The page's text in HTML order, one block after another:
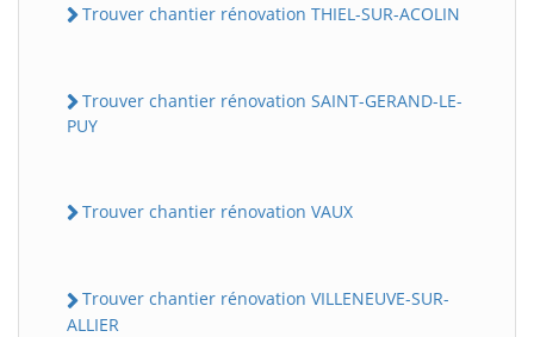
Trouver chantier rénovation THIEL-SUR-ACOLIN
Trouver chantier rénovation SAINT-GERAND-LE-
PUY
Trouver chantier rénovation VAUX
Trouver chantier rénovation VILLENEUVE-SUR-
ALLIER